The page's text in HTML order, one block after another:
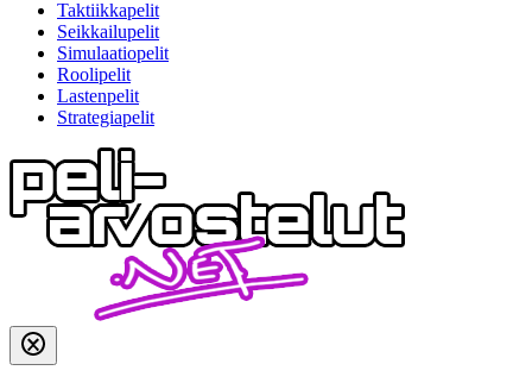
Taktiikkapelit
Seikkailupelit
Simulaatiopelit
Roolipelit
Lastenpelit
Strategiapelit